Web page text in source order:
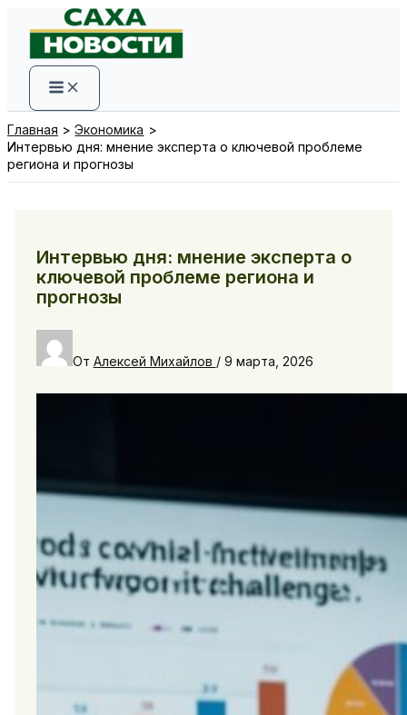
содержимому
Главная
Экономика
Интервью дня: мнение эксперта о ключевой проблеме
региона и прогнозы
Интервью дня: мнение эксперта о
ключевой проблеме региона и
прогнозы
От Алексей Михайлов / 9 марта, 2026